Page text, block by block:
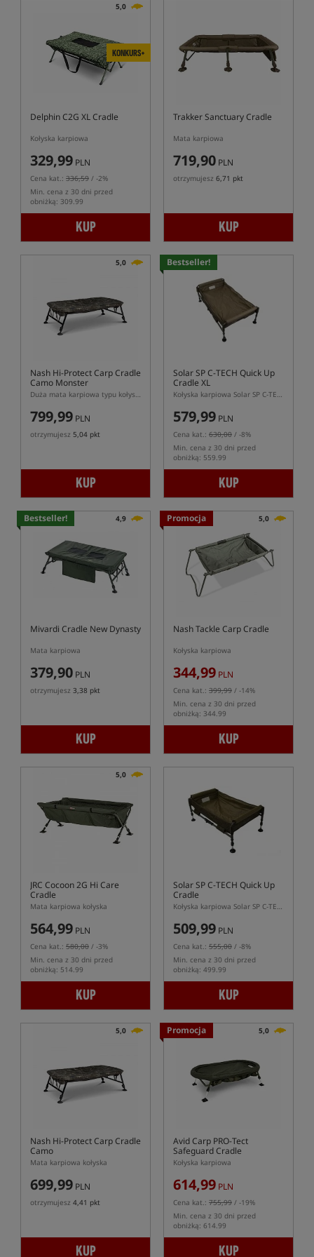
5,0
KONKURS+
Delphin C2G XL Cradle
Kołyska karpiowa
329,99 PLN
Cena kat.: 336,59 / -2%
Min. cena z 30 dni przed
obniżką: 309.99
KUP
Trakker Sanctuary Cradle
Mata karpiowa
719,90 PLN
otrzymujesz 6,71 pkt
KUP
5,0
Nash Hi-Protect Carp Cradle
Camo Monster
Duża mata karpiowa typu kołyska
799,99 PLN
otrzymujesz 5,04 pkt
KUP
Bestseller!
Solar SP C-TECH Quick Up
Cradle XL
Kołyska karpiowa Solar SP C-TECH Quick Up XL
579,99 PLN
Cena kat.: 630,00 / -8%
Min. cena z 30 dni przed
obniżką: 559.99
KUP
Bestseller! 4,9
Mivardi Cradle New Dynasty
Mata karpiowa
379,90 PLN
otrzymujesz 3,38 pkt
KUP
Promocja 5,0
Nash Tackle Carp Cradle
Kołyska karpiowa
344,99 PLN
Cena kat.: 399,99 / -14%
Min. cena z 30 dni przed
obniżką: 344.99
KUP
5,0
JRC Cocoon 2G Hi Care
Cradle
Mata karpiowa kołyska
564,99 PLN
Cena kat.: 580,00 / -3%
Min. cena z 30 dni przed
obniżką: 514.99
KUP
Solar SP C-TECH Quick Up
Cradle
Kołyska karpiowa Solar SP C-TECH Quick Up
509,99 PLN
Cena kat.: 555,00 / -8%
Min. cena z 30 dni przed
obniżką: 499.99
KUP
5,0
Nash Hi-Protect Carp Cradle
Camo
Mata karpiowa kołyska
699,99 PLN
otrzymujesz 4,41 pkt
KUP
Promocja 5,0
Avid Carp PRO-Tect
Safeguard Cradle
Kołyska karpiowa
614,99 PLN
Cena kat.: 755,99 / -19%
Min. cena z 30 dni przed
obniżką: 614.99
KUP